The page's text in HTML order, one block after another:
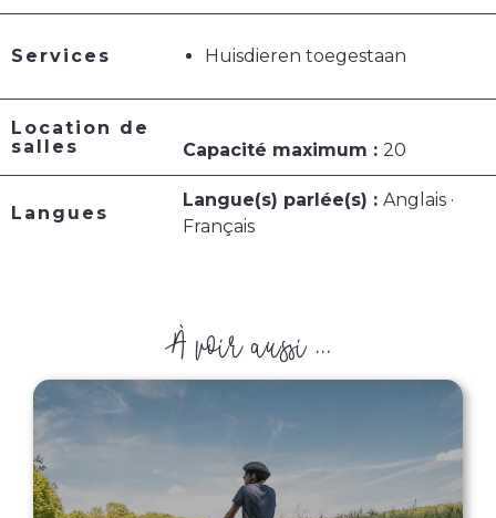
Services Huisdieren toegestaan
Location de
salles
Capacité maximum : 20
Langues
Langue(s) parlée(s) : Anglais ·
Français
À voir aussi ...